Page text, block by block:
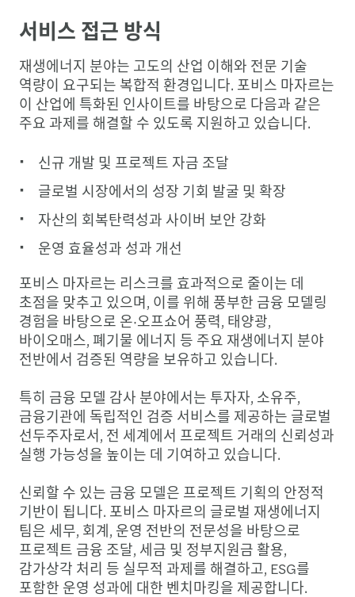
서비스 접근 방식
재생에너지 분야는 고도의 산업 이해와 전문 기술
역량이 요구되는 복합적 환경입니다. 포비스 마자르는
이 산업에 특화된 인사이트를 바탕으로 다음과 같은
주요 과제를 해결할 수 있도록 지원하고 있습니다.
신규 개발 및 프로젝트 자금 조달
글로벌 시장에서의 성장 기회 발굴 및 확장
자산의 회복탄력성과 사이버 보안 강화
운영 효율성과 성과 개선
포비스 마자르는 리스크를 효과적으로 줄이는 데
초점을 맞추고 있으며, 이를 위해 풍부한 금융 모델링
경험을 바탕으로 온·오프쇼어 풍력, 태양광,
바이오매스, 폐기물 에너지 등 주요 재생에너지 분야
전반에서 검증된 역량을 보유하고 있습니다.
특히 금융 모델 감사 분야에서는 투자자, 소유주,
금융기관에 독립적인 검증 서비스를 제공하는 글로벌
선두주자로서, 전 세계에서 프로젝트 거래의 신뢰성과
실행 가능성을 높이는 데 기여하고 있습니다.
신뢰할 수 있는 금융 모델은 프로젝트 기획의 안정적
기반이 됩니다. 포비스 마자르의 글로벌 재생에너지
팀은 세무, 회계, 운영 전반의 전문성을 바탕으로
프로젝트 금융 조달, 세금 및 정부지원금 활용,
감가상각 처리 등 실무적 과제를 해결하고, ESG를
포함한 운영 성과에 대한 벤치마킹을 제공합니다.